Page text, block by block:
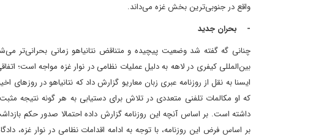
واقع در جنوبی‌ترین بخش غزه می‌داند.
- بحران جدید
چنانی گه گفته شد وضعیت پیچیده و متناقض نتانیاهو زمانی بحرانی‌تر
بین‌المللی کیفری در لاهه به دلیل عملیات نظامی در نوار غزه مواجه است؛
ایسنا به نقل از روزنامه عبری زبان معاریو گزارش داد که نتانیاهو در
که او مکالمات تلفنی متعددی در تلاش برای دستیابی به هر گونه نتیجه
داشته است. بر اساس آنچه این روزنامه گزارش داده احتمالا صدور حکم
بر اساس فرض این روزنامه، با توجه به ادامه اقدامات نظامی در نوار